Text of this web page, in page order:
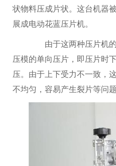
状物料压成片状。这台机器
展成电动花蓝压片机。
由于这两种压片机的
压模的单向压片，即压片时
压。由于上下受力不一致，
不均匀，容易产生裂片等问题